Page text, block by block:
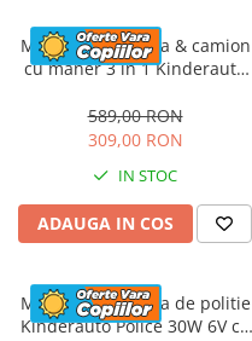
Masinuta electrica & camion
cu maner 3 in 1 Kinderauto
tapitat, music player
589,00 RON
309,00 RON
IN STOC
ADAUGA IN COS
Masinuta electrica de politie
Kinderauto Police 30W 6V cu